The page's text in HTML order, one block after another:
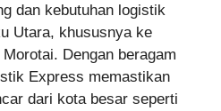
dan kebutuhan logistik
Utara, khususnya ke
Dengan beragam
Express memastikan
dari kota besar seperti